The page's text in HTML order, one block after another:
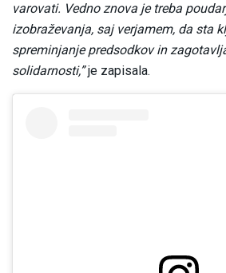
varovati. Vedno znova je treba
izobraževanja, saj verjamem, da sta
spreminjanje predsodkov in
solidarnosti,”je zapisala.